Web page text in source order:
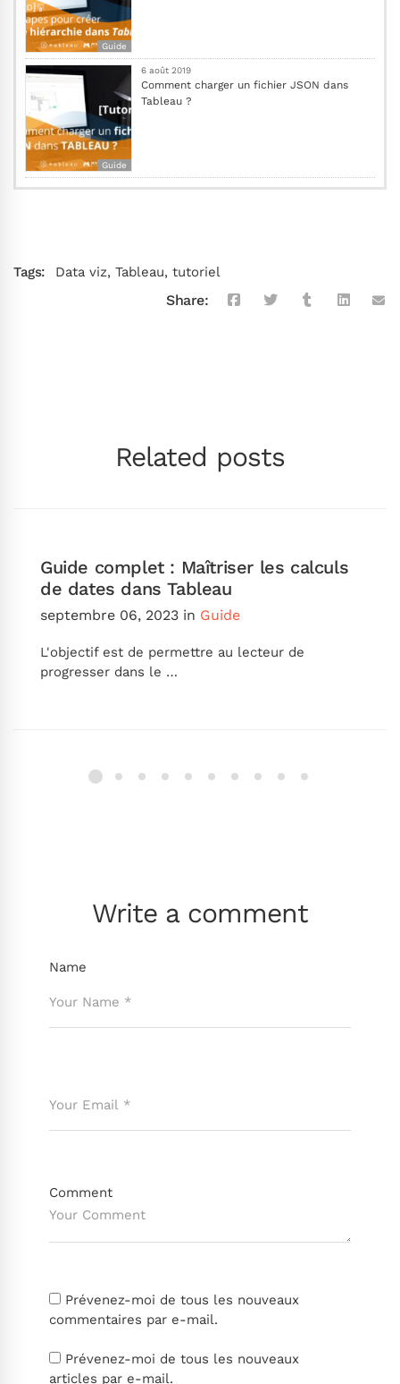
Guide
Guide
6 août 2019
Comment charger un fichier JSON dans
Tableau ?
Tags: Data viz, Tableau, tutoriel
Share:
Related posts
Guide complet : Maîtriser les calculs
de dates dans Tableau
septembre 06, 2023 in Guide
L'objectif est de permettre au lecteur de
progresser dans le …
Write a comment
Name
Comment
Prévenez-moi de tous les nouveaux
commentaires par e-mail.
Prévenez-moi de tous les nouveaux
articles par e-mail.